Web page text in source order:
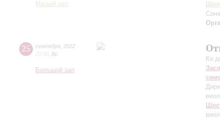
Малый зал
25 сентября 2022
20:00 Вс
Большой зал
Ко